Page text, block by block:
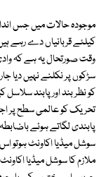
موجودہ حالات میں جس
کیلئے قربانیاں دے رہے
وقت صورتحال یہ ہے کہ
سڑکوں پر نکلنے نہیں دیا
کو نظر بند اور پابند
تحریک کو عالمی سطح پر
پابندی لگاتے ہوئے
سوشل میڈیا اکاونٹ ہوتو
ملازم کا سوشل میڈیا